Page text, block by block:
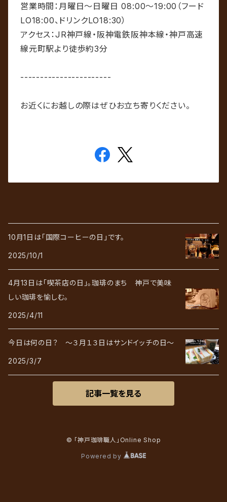
営業時間：月曜日～日曜日 08:00～19:00（フード
LO18:00、ドリンクLO18:30）
アクセス：JR神戸線・阪神電鉄阪神本線・神戸高速
線元町駅より徒歩約3分
-----------------------
お近くにお越しの際はぜひお立ち寄りください。
10月1日は「国際コーヒーの日」です。
2025/10/1
4月13日は「喫茶店の日」。珈琲のまち 神戸で美味
しい珈琲を愉しむ。
2025/4/11
今日は何の日？ ～３月１３日はサンドイッチの日～
2025/3/7
記事一覧を見る
© 「神戸珈琲職人」Online Shop
Powered by